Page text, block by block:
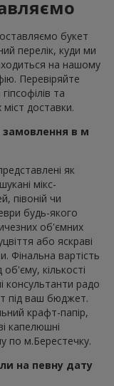
букет
перелік, куди ми
на нашому
Перевіряйте
та
міст доставки.
замовлення в м
як
мікс-
півоній чи
будь-якого
об'ємних
або яскраві
Фінальна вартість
кількості
консультанти радо
під ваш бюджет.
крафт-папір,
капелюшні
по м.Берестечку.
на певну дату